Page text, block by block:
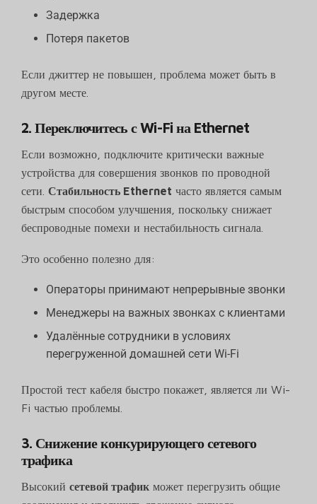
Задержка
Потеря пакетов
Если джиттер не повышен, проблема может быть в
другом месте.
2. Переключитесь с Wi-Fi на Ethernet
Если возможно, подключите критически важные
устройства для совершения звонков по проводной
сети. Стабильность Ethernet часто является самым
быстрым способом улучшения, поскольку снижает
беспроводные помехи и нестабильность сигнала.
Это особенно полезно для:
Операторы принимают непрерывные звонки
Менеджеры на важных звонках с клиентами
Удалённые сотрудники в условиях
перегруженной домашней сети Wi-Fi
Простой тест кабеля быстро покажет, является ли Wi-
Fi частью проблемы.
3. Снижение конкурирующего сетевого
трафика
Высокий сетевой трафик может перегрузить общие